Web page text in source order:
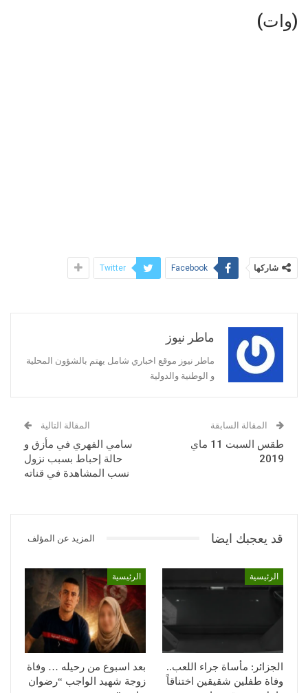
(وات)
شاركها Facebook
Twitter
ماطر نيوز
ماطر نيوز موقع اخباري شامل يهتم بالشؤون المحلية
و الوطنية والدولية
المقالة السابقة
طقس السبت 11 ماي
2019
المقالة التالية
سامي الفهري في مأزق و
حالة إحباط بسبب نزول
نسب المشاهدة في قناته
قد يعجبك ايضا المزيد عن المؤلف
الرئيسية
الجزائر: مأساة جراء اللعب..
وفاة طفلين شقيقين اختناقاً
الرئيسية
بعد اسبوع من رحيله … وفاة
زوجة شهيد الواجب “رضوان